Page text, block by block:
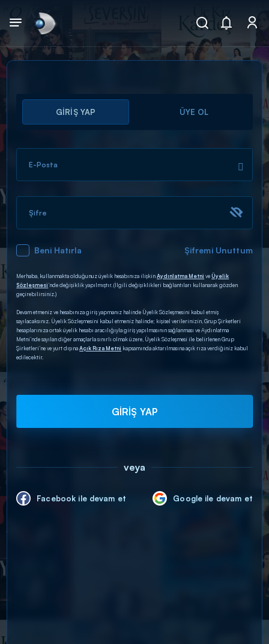
Arama
ARAMA SONUÇLARI
DİĞER SONUÇLAR
GİRİŞ YAP ÜYE OL
E-Posta
Şifre
Beni Hatırla Şifremi Unuttum
Merhaba, kullanmakta olduğunuz üyelik hesabınıza ilişkinAydınlatma Metni veÜyelik
Sözleşmesi’nde değişiklik yapılmıştır. (İlgili değişiklikleri bağlantıları kullanarak gözden
geçirebilirsiniz.)
Devam etmeniz ve hesabınıza giriş yapmanız halinde Üyelik Sözleşmesini kabul etmiş
sayılacaksınız. Üyelik Sözleşmesini kabul etmeniz halinde; kişisel verilerinizin, Grup Şirketleri
hesaplarınıza ortak üyelik hesabı aracılığıyla giriş yapılmasının sağlanması ve Aydınlatma
Metni’nde sayılan diğer amaçlarla sınırlı olmak üzere, Üyelik Sözleşmesi ile belirlenen Grup
Şirketleri’ne ve yurt dışınaAçık Rıza Metni kapsamında aktarılmasına açık rıza verdiğiniz kabul
edilecektir.
GİRİŞ YAP
veya
Facebook ile devam et Google ile devam et